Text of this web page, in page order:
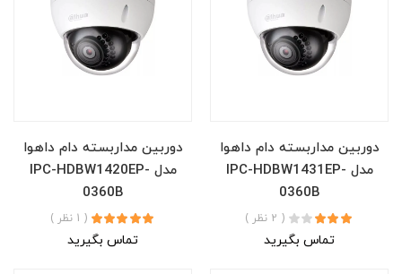
دوربین مداربسته دام داهوا
مدل IPC-HDBW1431EP-
0360B
( 2 نظر )
تماس بگیرید
دوربین مداربسته دام داهوا
مدل IPC-HDBW1420EP-
0360B
( 1 نظر )
تماس بگیرید